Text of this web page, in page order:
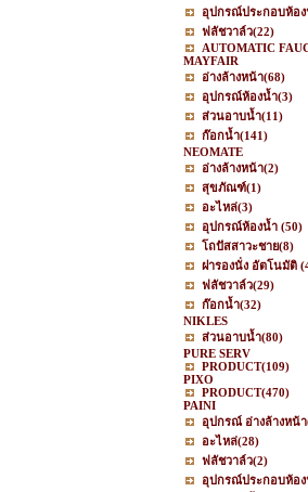
อุปกรณ์ประกอบห้อ
ฟลัชวาล์ว(22)
AUTOMATIC
MAYFAIR
อ่างล้างหน้า(68)
อุปกรณ์ห้องน้ำ(3)
ส่วนอาบน้ำ(11)
ก๊อกน้ำ(141)
NEOMATE
อ่างล้างหน้า(2)
สุขภัณฑ์(1)
อะไหล่(3)
อุปกรณ์ห้องน้ำ (50)
โถปัสสาวะชาย(8)
ฝารองนั่ง อัตโนมัติ
ฟลัชวาล์ว(29)
ก๊อกน้ำ(32)
NIKLES
ส่วนอาบน้ำ(80)
PURE SERV
PRODUCT(109)
PIXO
PRODUCT(470)
PAINI
อุปกรณ์ อ่างล้างหน้า
อะไหล่(28)
ฟลัชวาล์ว(2)
อุปกรณ์ประกอบห้อ